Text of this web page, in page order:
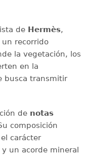
de Hermès,
recorrido
la vegetación, los
en la
busca transmitir
de notas
composición
carácter
y un acorde mineral